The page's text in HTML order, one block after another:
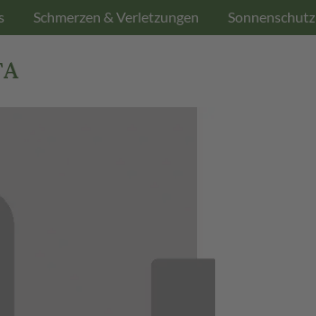
Schmerzen & Verletzungen Sonnenschutz